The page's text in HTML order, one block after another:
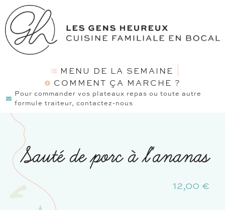
MENU DE LA SEMAINE
COMMENT ÇA MARCHE ?
Pour commander vos plateaux repas ou toute autre
formule traiteur, contactez-nous
Sauté de porc à l'ananas
12,00 €